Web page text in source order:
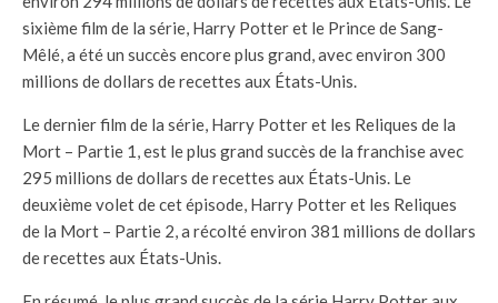
sixième film de la série, Harry Potter et le Prince de Sang-
Mêlé, a été un succès encore plus grand, avec environ 300
millions de dollars de recettes aux États-Unis.
Le dernier film de la série, Harry Potter et les Reliques de la
Mort – Partie 1, est le plus grand succès de la franchise avec
295 millions de dollars de recettes aux États-Unis. Le
deuxième volet de cet épisode, Harry Potter et les Reliques
de la Mort – Partie 2, a récolté environ 381 millions de dollars
de recettes aux États-Unis.